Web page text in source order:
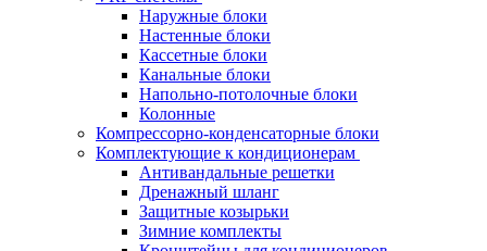
Наружные блоки
Настенные блоки
Кассетные блоки
Канальные блоки
Напольно-потолочные блоки
Колонные
Компрессорно-конденсаторные блоки
Комплектующие к кондиционерам
Антивандальные решетки
Дренажный шланг
Защитные козырьки
Зимние комплекты